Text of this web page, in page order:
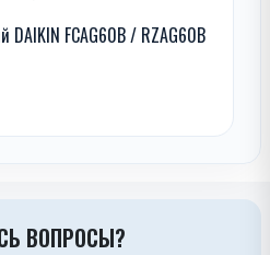
FCAG60B / RZAG60B
ВОПРОСЫ?